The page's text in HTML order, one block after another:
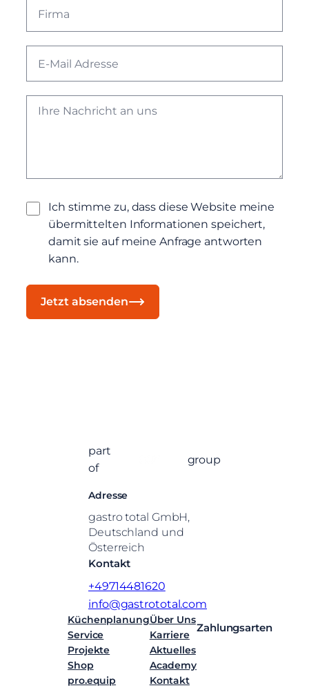
Ich stimme zu, dass diese Website meine
übermittelten Informationen speichert,
damit sie auf meine Anfrage antworten
kann.
Jetzt absenden
part
of
group
Adresse
gastro total GmbH,
Deutschland und
Österreich
Kontakt
+49714481620
info@gastrototal.com
Küchenplanung
Service
Projekte
Shop
pro.equip
Über Uns
Karriere
Aktuelles
Academy
Kontakt
Zahlungsarten